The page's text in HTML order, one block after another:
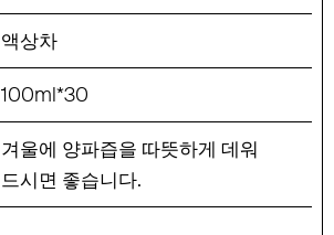
액상차
100ml*30
겨울에 양파즙을 따뜻하게 데워
드시면 좋습니다.